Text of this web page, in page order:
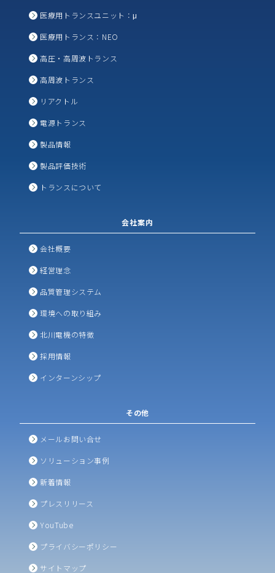
医療用トランスユニット：μ
医療用トランス：NEO
高圧・高周波トランス
高周波トランス
リアクトル
電源トランス
製品情報
製品評価技術
トランスについて
会社案内
会社概要
経営理念
品質管理システム
環境への取り組み
北川電機の特徴
採用情報
インターンシップ
その他
メールお問い合せ
ソリューション事例
新着情報
プレスリリース
YouTube
プライバシーポリシー
サイトマップ